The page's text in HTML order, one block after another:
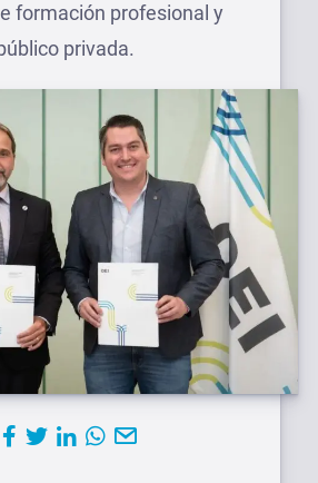
formación profesional y
privada.